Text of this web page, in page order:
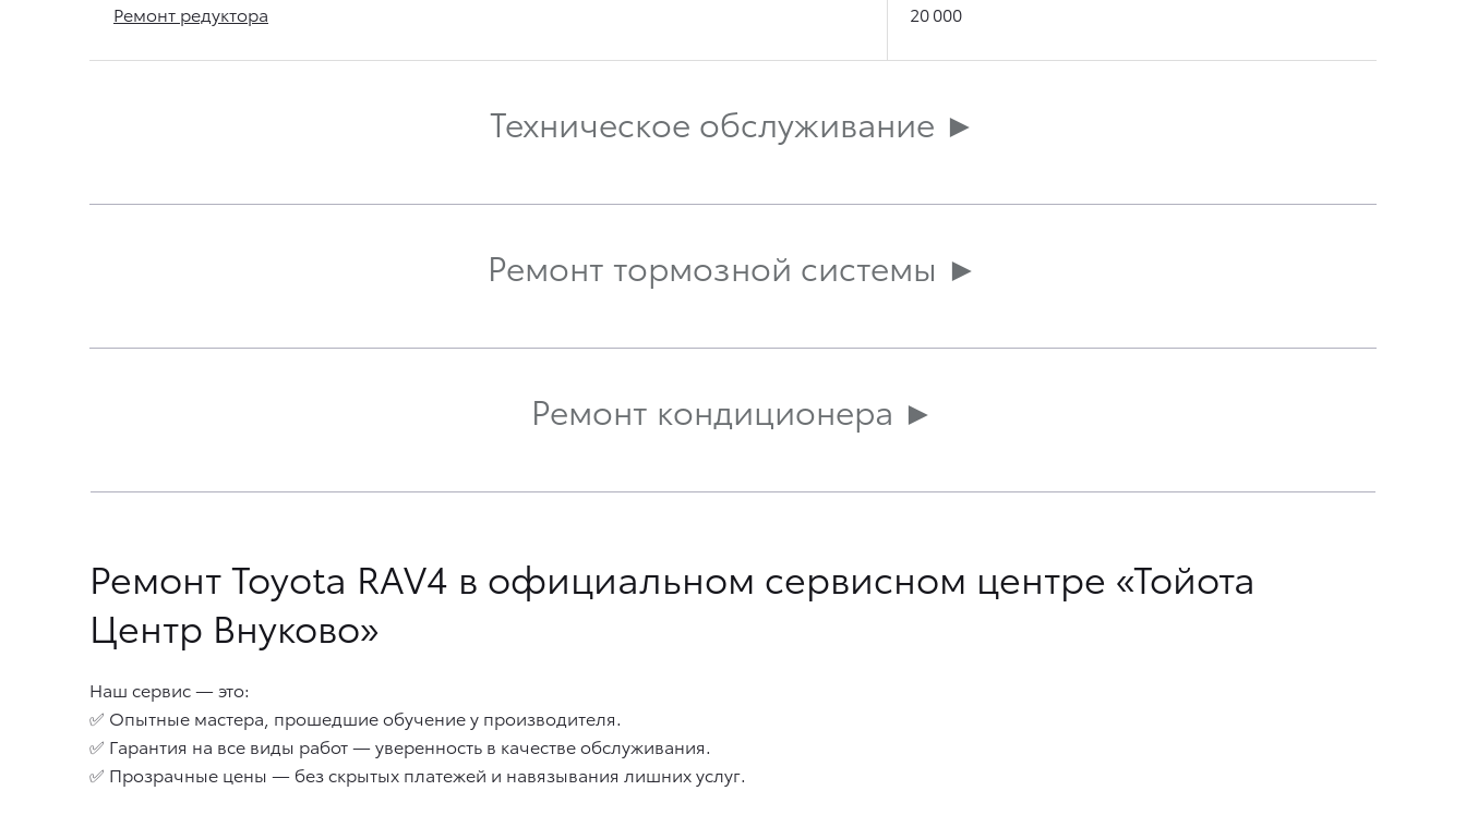
Ремонт редуктора 20 000
Техническое обслуживание ►
Ремонт тормозной системы ►
Ремонт кондиционера ►
Ремонт Toyota RAV4 в официальном сервисном центре «Тойота
Центр Внуково»
Наш сервис — это:
✅ Опытные мастера, прошедшие обучение у производителя.
✅ Гарантия на все виды работ — уверенность в качестве обслуживания.
✅ Прозрачные цены — без скрытых платежей и навязывания лишних услуг.